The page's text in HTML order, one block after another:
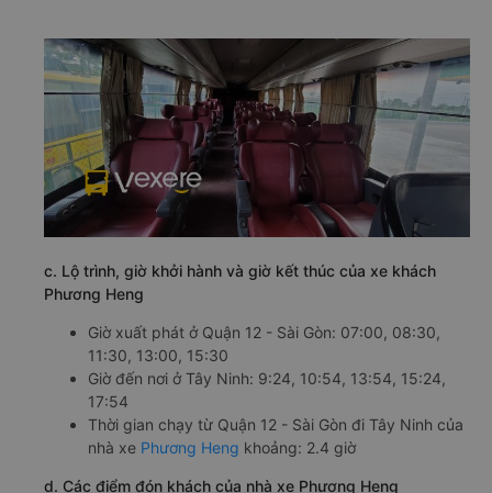
c. Lộ trình, giờ khởi hành và giờ kết thúc của xe khách
Phương Heng
Giờ xuất phát ở Quận 12 - Sài Gòn: 07:00, 08:30,
11:30, 13:00, 15:30
Giờ đến nơi ở Tây Ninh: 9:24, 10:54, 13:54, 15:24,
17:54
Thời gian chạy từ Quận 12 - Sài Gòn đi Tây Ninh của
nhà xe Phương Heng khoảng: 2.4 giờ
d. Các điểm đón khách của nhà xe Phương Heng